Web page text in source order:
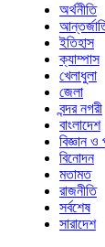
অর্থনীতি
ইতিহাস
ক্যাম্পাস
খেলাধুলা
জেলা
বন্দর নগরী
বাংলাদেশ
বিজ্ঞান
বিনোদন
মতামত
রাজনীতি
সর্বশেষ
সারাদেশ